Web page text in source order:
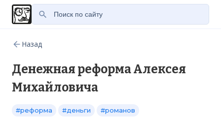
Назад
Денежная реформа Алексея
Михайловича
#реформа #деньги
#романов